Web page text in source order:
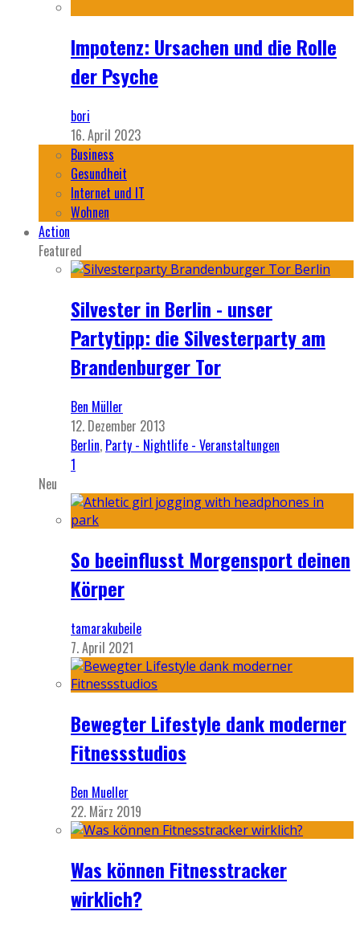
Impotenz: Ursachen und die Rolle
der Psyche
bori
16. April 2023
Business
Gesundheit
Internet und IT
Wohnen
Action
Featured
Silvester in Berlin - unser
Partytipp: die Silvesterparty am
Brandenburger Tor
Ben Müller
12. Dezember 2013
Berlin, Party - Nightlife - Veranstaltungen
1
Neu
So beeinflusst Morgensport deinen
Körper
tamarakubeile
7. April 2021
Bewegter Lifestyle dank moderner
Fitnessstudios
Ben Mueller
22. März 2019
Was können Fitnesstracker
wirklich?